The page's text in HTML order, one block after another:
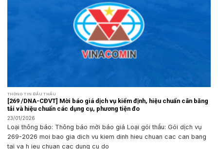
THÔNG TIN ĐẤU THẦU
[269 /DNA-CĐVT] Mời báo giá dịch vụ kiểm định, hiệu chuẩn cân băng
tải và hiệu chuẩn các dụng cụ, phương tiện đo
23/01/2026
Loại thông báo: Thông báo mời báo giá Loại gói thầu: Gói dịch vụ
269-2026 moi bao gia dich vu kiem dinh hieu chuan cac can bang
tai va h ieu chuan cac dung cu do